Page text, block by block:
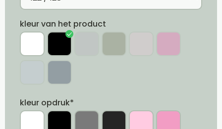
kleur van het product
kleur opdruk*